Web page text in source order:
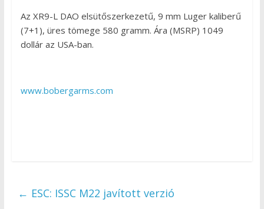
Az XR9-L DAO elsütőszerkezetű, 9 mm Luger kaliberű
(7+1), üres tömege 580 gramm. Ára (MSRP) 1049
dollár az USA-ban.
www.bobergarms.com
← ESC: ISSC M22 javított verzió